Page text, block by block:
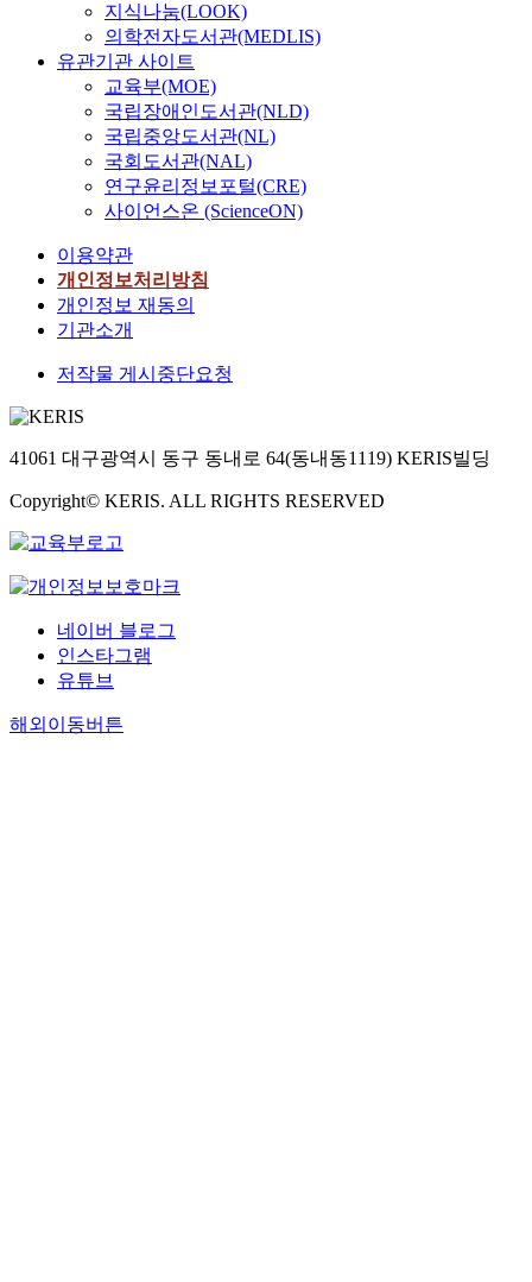
지식나눔(LOOK)
의학전자도서관(MEDLIS)
유관기관 사이트
교육부(MOE)
국립장애인도서관(NLD)
국립중앙도서관(NL)
국회도서관(NAL)
연구윤리정보포털(CRE)
사이언스온 (ScienceON)
이용약관
개인정보처리방침
개인정보 재동의
기관소개
저작물 게시중단요청
41061 대구광역시 동구 동내로 64(동내동1119) KERIS빌딩
Copyright© KERIS. ALL RIGHTS RESERVED
네이버 블로그
인스타그램
유튜브
해외이동버튼